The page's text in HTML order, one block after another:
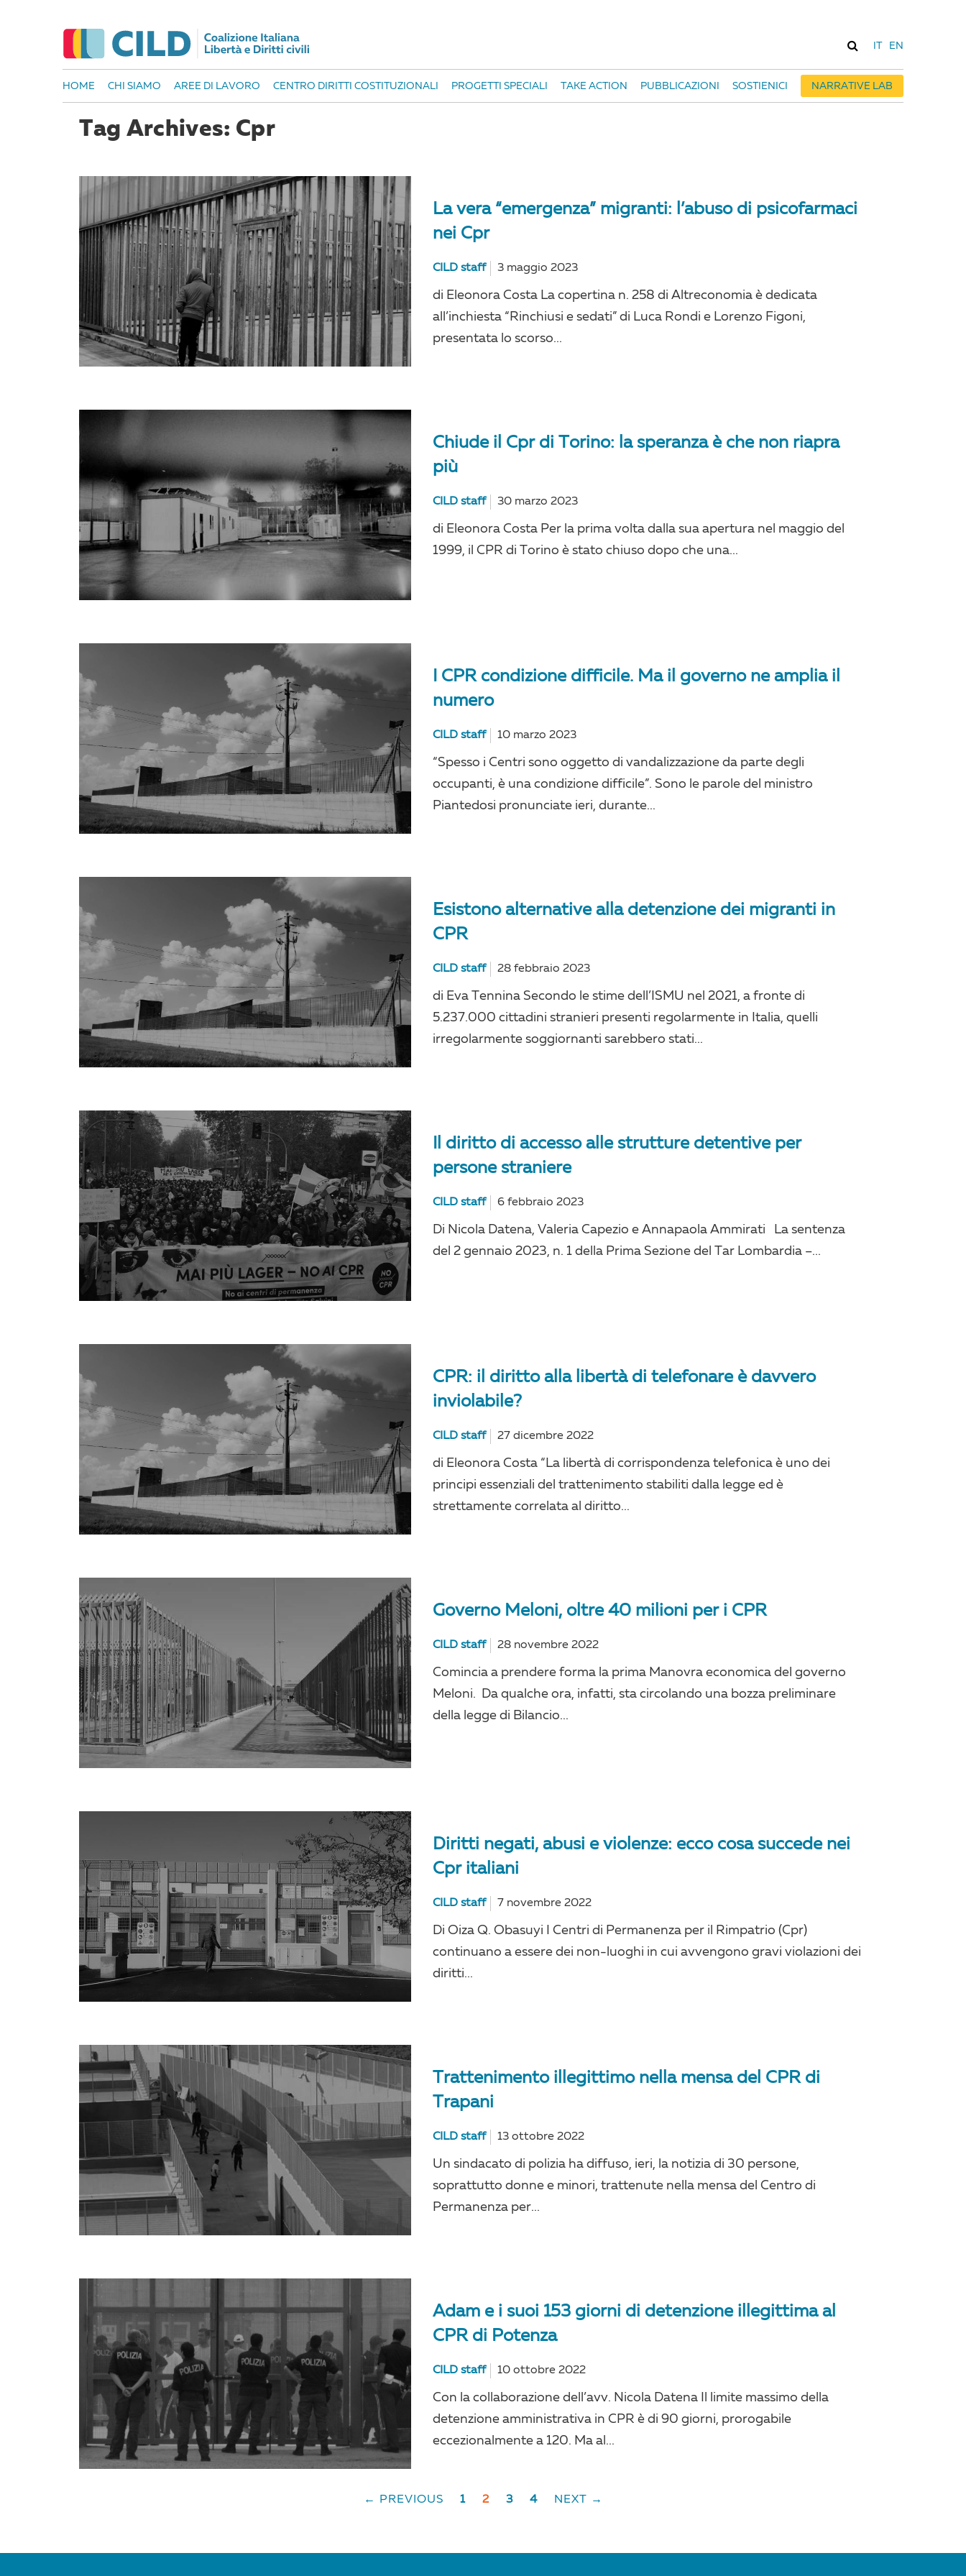
EN
HOME CHI SIAMO AREE DI LAVORO CENTRO DIRITTI COSTITUZIONALI PROGETTI SPECIALI TAKE ACTION PUBBLICAZIONI SOSTIENICI NARRATIVE LAB
Tag Archives: Cpr
La vera “emergenza” migranti: l’abuso di psicofarmaci
nei Cpr
CILD staff 3 maggio 2023
di Eleonora Costa La copertina n. 258 di Altreconomia è dedicata
all’inchiesta “Rinchiusi e sedati” di Luca Rondi e Lorenzo Figoni,
presentata lo scorso...
Chiude il Cpr di Torino: la speranza è che non riapra
più
CILD staff 30 marzo 2023
di Eleonora Costa Per la prima volta dalla sua apertura nel maggio del
1999, il CPR di Torino è stato chiuso dopo che una...
I CPR condizione difficile. Ma il governo ne amplia il
numero
CILD staff 10 marzo 2023
“Spesso i Centri sono oggetto di vandalizzazione da parte degli
occupanti, è una condizione difficile”. Sono le parole del ministro
Piantedosi pronunciate ieri, durante...
Esistono alternative alla detenzione dei migranti in
CPR
CILD staff 28 febbraio 2023
di Eva Tennina Secondo le stime dell’ISMU nel 2021, a fronte di
5.237.000 cittadini stranieri presenti regolarmente in Italia, quelli
irregolarmente soggiornanti sarebbero stati...
Il diritto di accesso alle strutture detentive per
persone straniere
CILD staff 6 febbraio 2023
Di Nicola Datena, Valeria Capezio e Annapaola Ammirati La sentenza
del 2 gennaio 2023, n. 1 della Prima Sezione del Tar Lombardia –...
CPR: il diritto alla libertà di telefonare è davvero
inviolabile?
CILD staff 27 dicembre 2022
di Eleonora Costa “La libertà di corrispondenza telefonica è uno dei
principi essenziali del trattenimento stabiliti dalla legge ed è
strettamente correlata al diritto...
Governo Meloni, oltre 40 milioni per i CPR
CILD staff 28 novembre 2022
Comincia a prendere forma la prima Manovra economica del governo
Meloni. Da qualche ora, infatti, sta circolando una bozza preliminare
della legge di Bilancio...
Diritti negati, abusi e violenze: ecco cosa succede nei
Cpr italiani
CILD staff 7 novembre 2022
Di Oiza Q. Obasuyi I Centri di Permanenza per il Rimpatrio (Cpr)
continuano a essere dei non-luoghi in cui avvengono gravi violazioni dei
diritti...
Trattenimento illegittimo nella mensa del CPR di
Trapani
CILD staff 13 ottobre 2022
Un sindacato di polizia ha diffuso, ieri, la notizia di 30 persone,
soprattutto donne e minori, trattenute nella mensa del Centro di
Permanenza per...
Adam e i suoi 153 giorni di detenzione illegittima al
CPR di Potenza
CILD staff 10 ottobre 2022
Con la collaborazione dell’avv. Nicola Datena Il limite massimo della
detenzione amministrativa in CPR è di 90 giorni, prorogabile
eccezionalmente a 120. Ma al...
← PREVIOUS 1 2 3 4 NEXT →